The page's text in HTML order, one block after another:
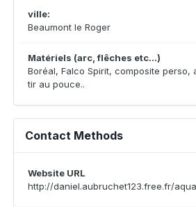
ville:
Beaumont le Roger
Matériels (arc, flêches etc...)
Boréal, Falco Spirit, composite perso,
tir au pouce..
Contact Methods
Website URL
http://daniel.aubruchet123.free.fr/